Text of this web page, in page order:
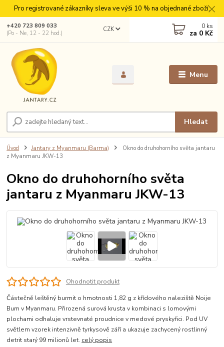
Pro registrované zákazníky sleva ve výši 10 % na objednané zboží.
Menu
CZK
Hledat
+420 723 809 033
(Po - Ne, 12 - 22 hod.)
0 ks
za 0 Kč
Úvod Jantary z Myanmaru (Barma)
Okno do druhohorního světa jantaru
z Myanmaru JKW-13
Okno do druhohorního světa
jantaru z Myanmaru JKW-13
Ohodnotit produkt
Částečně leštěný burmit o hmotnosti 1,82 g z křídového naleziště Noije
Bum v Myanmaru. Přirozená surová krusta v kombinaci s lomovými
plochami odhaluje vrstevnaté proudnice v medové pryskyřici. Pod UV
světlem vzorek intenzivně tyrkysově září a ukazuje zachycený rostlinný
detrit starý 99 milionů let. celý popis